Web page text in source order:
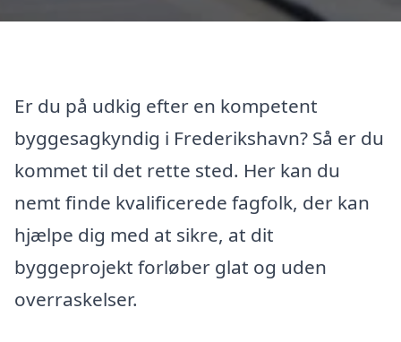
Er du på udkig efter en kompetent
byggesagkyndig i Frederikshavn? Så er du
kommet til det rette sted. Her kan du
nemt finde kvalificerede fagfolk, der kan
hjælpe dig med at sikre, at dit
byggeprojekt forløber glat og uden
overraskelser.